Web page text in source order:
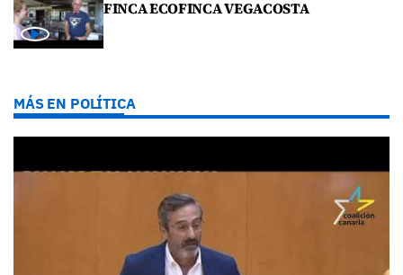
FINCA ECOFINCA VEGACOSTA
MÁS EN POLÍTICA